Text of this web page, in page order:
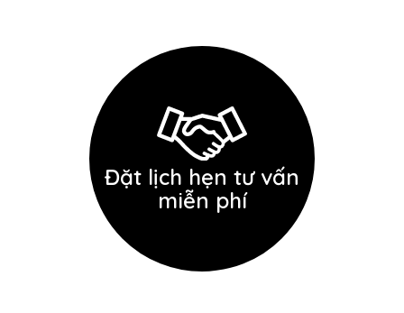
Đặt lịch hẹn tư vấn
miễn phí